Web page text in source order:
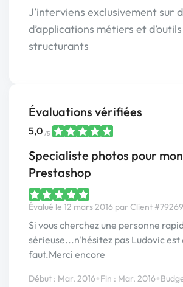
J’interviens exclusivement sur
d’applications métiers et
structurants
Évaluations vérifiées
5,0 /5
Specialiste photos pour
Prestashop
Évalué le 12 mars 2016 par Client
Si vous cherchez une personne
sérieuse...n'hésitez pas Ludovic est
faut.Merci encore
Début : Mar. 2016•Fin : Mar. 2016•